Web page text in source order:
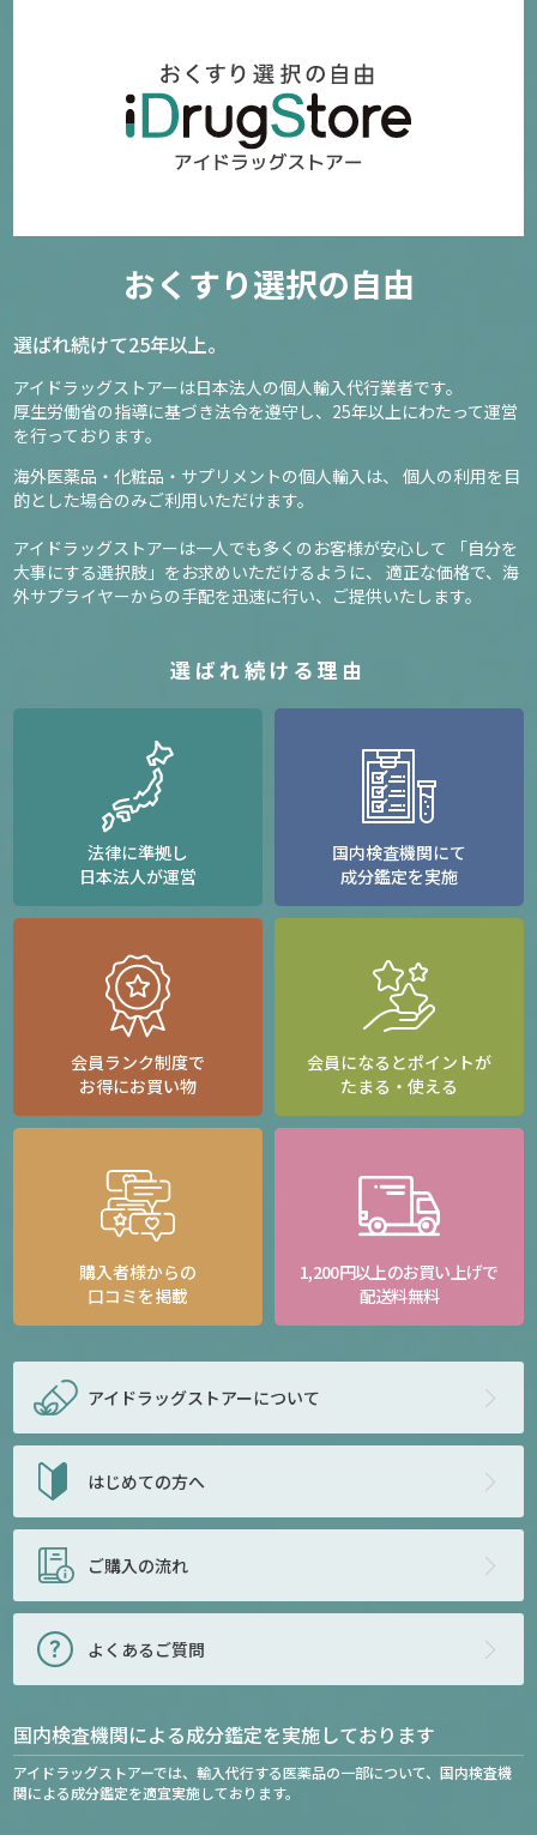
おくすり選択の自由
選ばれ続けて25年以上。
アイドラッグストアーは日本法人の個人輸入代行業者です。
厚生労働省の指導に基づき法令を遵守し、 25年以上にわたって運営
を行っております。
海外医薬品・化粧品・サプリメントの個人輸入は、 個人の利用を目
的とした場合のみご利用いただけます。
アイドラッグストアーは一人でも多くのお客様が安心して
「自分を
大事にする選択肢」をお求めいただけるように、 適正な価格で、海
外サプライヤーからの手配を迅速に行い、ご提供いたします。
選ばれ続ける理由
法律に準拠し
日本法人が運営
国内検査機関にて
成分鑑定を実施
会員ランク制度で
お得にお買い物
会員になるとポイントが
たまる・使える
購入者様からの
口コミを掲載
1,200円以上のお買い上げで
配送料無料
アイドラッグストアーについて
はじめての方へ
ご購入の流れ
よくあるご質問
国内検査機関による成分鑑定を実施しております
アイドラッグストアーでは、輸入代行する医薬品の一部について、国内検査機
関による成分鑑定を適宜実施しております。